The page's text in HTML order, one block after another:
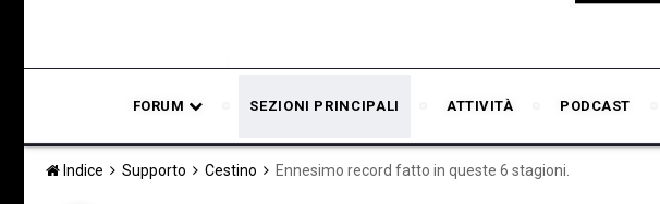
FORUM SEZIONI PRINCIPALI ATTIVITÀ PODCAST
Indice Supporto Cestino Ennesimo record fatto in queste 6 stagioni.